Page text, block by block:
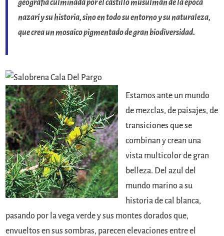
geografía culminada por el castillo musulmánde la época
nazarí y su historia, sino en todo su entorno y su naturaleza,
que creaun mosaico pigmentado de gran biodiversidad.
Estamos ante un mundo
de mezclas, de paisajes, de
transiciones que se
combinan y crean una
vista multicolor de gran
belleza. Del azul del
mundo marino a su
historia de cal blanca,
pasando por la vega verde y sus montes dorados que,
envueltos en sus sombras, parecen elevaciones entre el